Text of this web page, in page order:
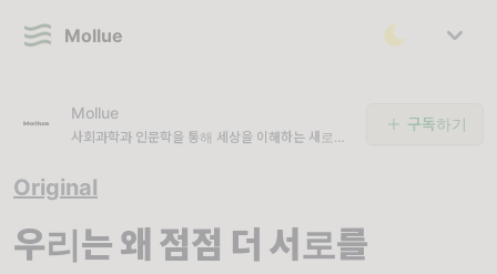
Mollue
Mollue
사회과학과 인문학을 통해 세상을 이해하는 새로운
구독하기
Original
우리는 왜 점점 더 서로를